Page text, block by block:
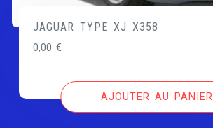
JAGUAR TYPE XJ X358
0,00€
AJOUTER AU PANIER